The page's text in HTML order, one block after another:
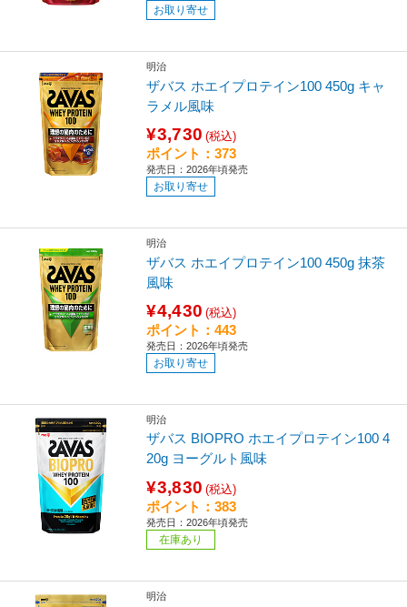
お取り寄せ
明治
ザバス ホエイプロテイン100 450g キャ
ラメル風味
¥3,730 (税込)
ポイント：373
発売日：2026年頃発売
お取り寄せ
明治
ザバス ホエイプロテイン100 450g 抹茶
風味
¥4,430 (税込)
ポイント：443
発売日：2026年頃発売
お取り寄せ
明治
ザバス BIOPRO ホエイプロテイン100 4
20g ヨーグルト風味
¥3,830 (税込)
ポイント：383
発売日：2026年頃発売
在庫あり
明治